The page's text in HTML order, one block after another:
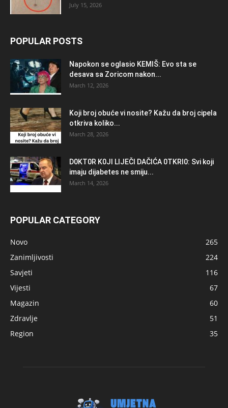
July 15, 2026
POPULAR POSTS
Napokon se oglasio KEMlŠ: Evo sta se
desava sa Zoricom nakon...
March 12, 2026
Koji broj obuće vi nosite? Kažu da broj cipela
otkriva koliko...
March 28, 2026
D0KT0R K0Jl LlJEČl DAČlĆA 0TKRl0: Svi koji
imaju dijabetes ne smiju...
March 14, 2026
POPULAR CATEGORY
Novo
265
Zanimljivosti
224
Savjeti
116
Vijesti
67
Magazin
60
Zdravlje
51
Region
35